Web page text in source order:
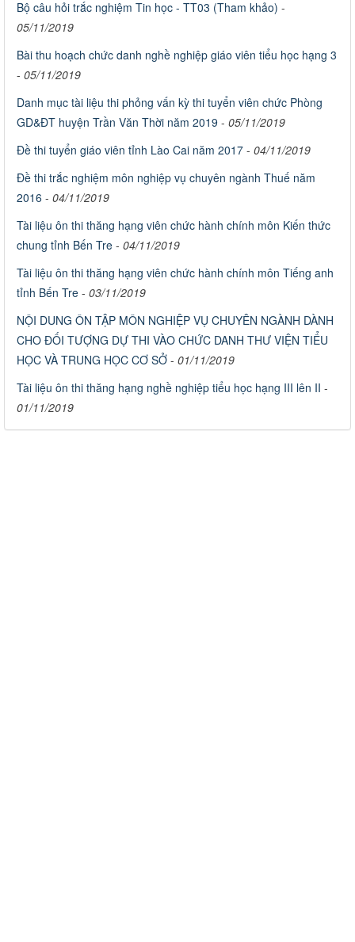
Bộ câu hỏi trắc nghiệm Tin học - TT03 (Tham khảo) -
05/11/2019
Bài thu hoạch chức danh nghề nghiệp giáo viên tiểu học hạng 3
- 05/11/2019
Danh mục tài liệu thi phỏng vấn kỳ thi tuyển viên chức Phòng
GD&ĐT huyện Trần Văn Thời năm 2019 - 05/11/2019
Đề thi tuyển giáo viên tỉnh Lào Cai năm 2017 - 04/11/2019
Đề thi trắc nghiệm môn nghiệp vụ chuyên ngành Thuế năm
2016 - 04/11/2019
Tài liệu ôn thi thăng hạng viên chức hành chính môn Kiến thức
chung tỉnh Bến Tre - 04/11/2019
Tài liệu ôn thi thăng hạng viên chức hành chính môn Tiếng anh
tỉnh Bến Tre - 03/11/2019
NỘI DUNG ÔN TẬP MÔN NGHIỆP VỤ CHUYÊN NGÀNH DÀNH
CHO ĐỐI TƯỢNG DỰ THI VÀO CHỨC DANH THƯ VIỆN TIỂU
HỌC VÀ TRUNG HỌC CƠ SỞ - 01/11/2019
Tài liệu ôn thi thăng hạng nghề nghiệp tiểu học hạng III lên II -
01/11/2019